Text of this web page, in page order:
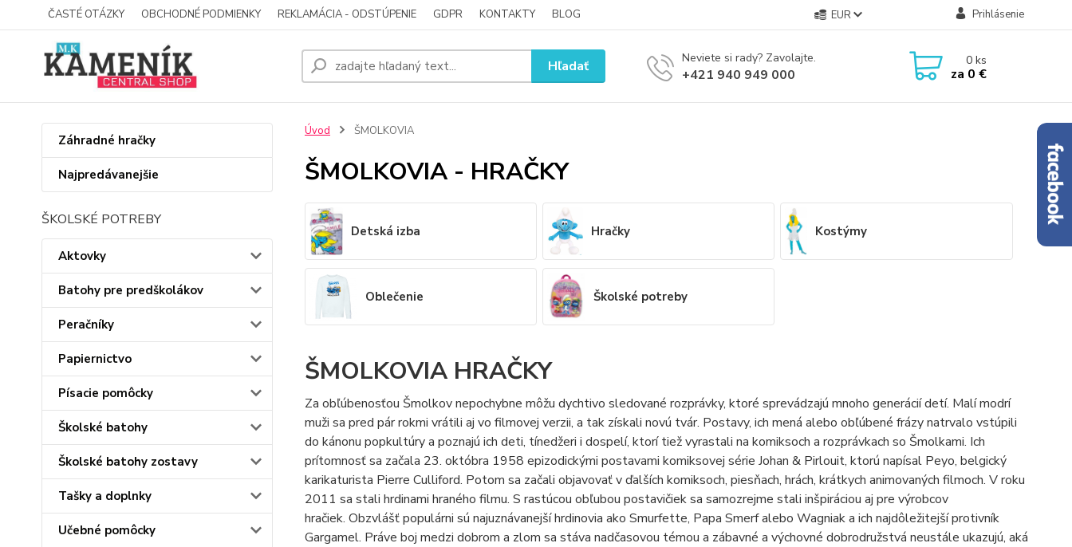
ČASTÉ OTÁZKY OBCHODNÉ PODMIENKY REKLAMÁCIA - ODSTÚPENIE GDPR KONTAKTY BLOG EUR Prihlásenie
Hľadať Neviete si rady? Zavolajte.
+421 940 949 000
0ks
za 0 €
Záhradné hračky
Najpredávanejšie
ŠKOLSKÉ POTREBY
Aktovky
Batohy pre predškolákov
Peračníky
Papiernictvo
Písacie pomôcky
Školské batohy
Školské batohy zostavy
Tašky a doplnky
Učebné pomôcky
Úvod ŠMOLKOVIA
ŠMOLKOVIA - HRAČKY
Detská izba Hračky Kostýmy
Oblečenie Školské potreby
ŠMOLKOVIA HRAČKY
Za obľúbenosťou Šmolkov nepochybne môžu dychtivo sledované rozprávky, ktoré sprevádzajú mnoho generácií detí. Malí modrí
muži sa pred pár rokmi vrátili aj vo filmovej verzii, a tak získali novú tvár. Postavy, ich mená alebo obľúbené frázy natrvalo vstúpili
do kánonu popkultúry a poznajú ich deti, tínedžeri i dospelí, ktorí tiež vyrastali na komiksoch a rozprávkach so Šmolkami. Ich
prítomnosť sa začala 23. októbra 1958 epizodickými postavami komiksovej série Johan & Pirlouit, ktorú napísal Peyo, belgický
karikaturista Pierre Culliford. Potom sa začali objavovať v ďalších komiksoch, piesňach, hrách, krátkych animovaných filmoch. V roku
2011 sa stali hrdinami hraného filmu. S rastúcou obľubou postavičiek sa samozrejme stali inšpiráciou aj pre výrobcov
hračiek. Obzvlášť populárni sú najuznávanejší hrdinovia ako Smurfette, Papa Smerf alebo Wagniak a ich najdôležitejší protivník
Gargamel. Práve boj medzi dobrom a zlom sa stáva nadčasovou témou a zábavné a výchovné dobrodružstvá neustále ukazujú, aká